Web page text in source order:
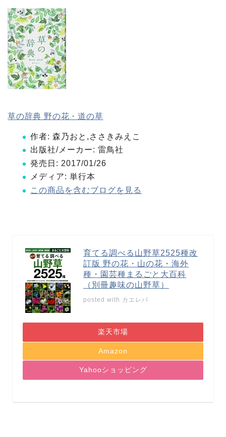
草の辞典 野の花・道の草
作者: 森乃おと,ささきみえこ
出版社/メーカー: 雷鳥社
発売日: 2017/01/26
メディア: 単行本
この商品を含むブログを見る
育てる調べる山野草2525種改
訂版 野の花・山の花・海外
種・園芸種まるごと大百科
（別冊趣味の山野草）
posted with カエレバ
楽天市場
Amazon
Yahooショッピング